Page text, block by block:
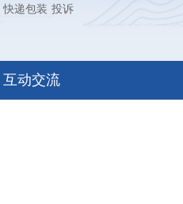
快递包装 投诉
互动交流